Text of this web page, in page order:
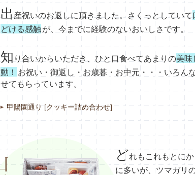
出 産祝いのお返しに頂きました。さくっとしていて
どける感触 が、今までに経験のないおいしさです。
知 り合いからいただき、ひと口食べてあまりの美味
動！ お祝い・御返し・お歳暮・お中元・・・いろん
せてもらっています。
甲陽園通り [クッキー詰め合わせ]
どれもこれもとに
に多いが、ツマガリ